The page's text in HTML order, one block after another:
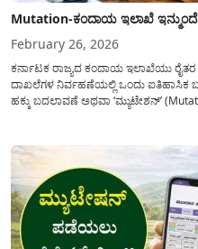
Mutation-ಕಂದಾಯ ಇಲಾಖೆ ಇನ್ಮುಂದೆ
February 26, 2026
ಕರ್ನಾಟಕ ರಾಜ್ಯದ ಕಂದಾಯ ಇಲಾಖೆಯು
ದಾಖಲೆಗಳ ನಿರ್ವಹಣೆಯಲ್ಲಿ ಒಂದು ಐತಿಹಾಸಿಕ
ಹಕ್ಕು ಬದಲಾವಣೆ ಅಥವಾ ‘ಮ್ಯುಟೇಶನ್’